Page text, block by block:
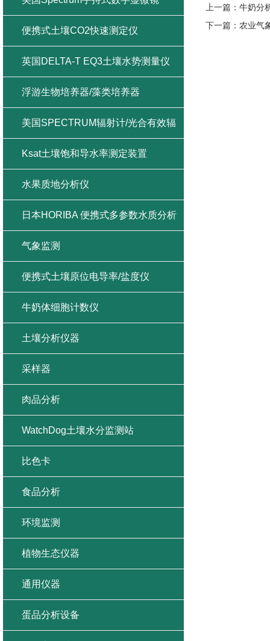
上一篇： 牛奶分
下一篇： 农业气
便携式土壤CO2快速测定仪
英国DELTA-T EQ3土壤水势测量仪
浮游生物培养器/藻类培养器
美国SPECTRUM辐射计/光合有效辐
射/紫外辐射/总辐射
Ksat土壤饱和导水率测定装置
水果质地分析仪
日本HORIBA 便携式多参数水质分析
仪
气象监测
便携式土壤原位电导率/盐度仪
牛奶体细胞计数仪
土壤分析仪器
采样器
肉品分析
WatchDog土壤水分监测站
比色卡
食品分析
环境监测
植物生态仪器
通用仪器
蛋品分析设备